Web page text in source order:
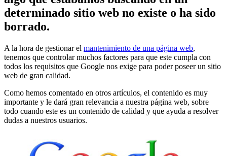
determinado sitio web no existe o ha sido
borrado.
A la hora de gestionar el mantenimiento de una página web,
tenemos que controlar muchos factores para que este cumpla con
todos los requisitos que Google nos exige para poder poseer un sitio
web de gran calidad.
Como hemos comentado en otros artículos, el contenido es muy
importante y le dará gran relevancia a nuestra página web, sobre
todo cuando este es un contenido de calidad y que ayuda a resolver
dudas a nuestros usuarios.